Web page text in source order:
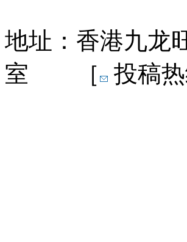
地址：香港九龙
室 ［
投稿